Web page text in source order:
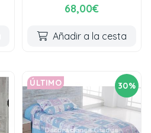
68,00€
Añadir a la cesta
30%
ÚLTIMO